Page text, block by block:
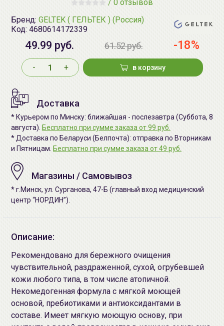
/ 0 отзывов
Бренд: GELTEK ( ГЕЛЬТЕК ) (Россия)
Код: 4680614172339
49.99 руб. 61.52 руб. -18%
- + в корзину
Доставка
* Курьером по Минску: ближайшая - послезавтра (Суббота, 8
августа). Бесплатно при сумме заказа от 99 руб.
* Доставка по Беларуси (Белпочта): отправка по Вторникам
и Пятницам. Бесплатно при сумме заказа от 49 руб.
Магазины / Самовывоз
* г.Минск, ул. Сурганова, 47-Б (главный вход медицинский
центр “НОРДИН”).
Описание:
Рекомендовано для бережного очищения
чувствительной, раздраженной, сухой, огрубевшей
кожи любого типа, в том числе атопичной.
Некомедогенная формула с мягкой моющей
основой, пребиотиками и антиоксидантами в
составе. Имеет мягкую моющую основу, при